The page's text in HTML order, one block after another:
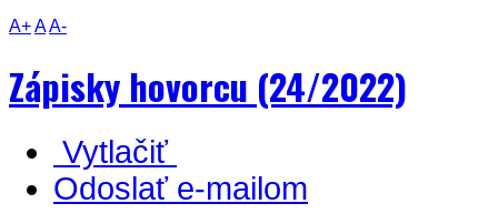
A+AA-
Zápisky hovorcu (24/2022)
Vytlačiť
Odoslať e-mailom